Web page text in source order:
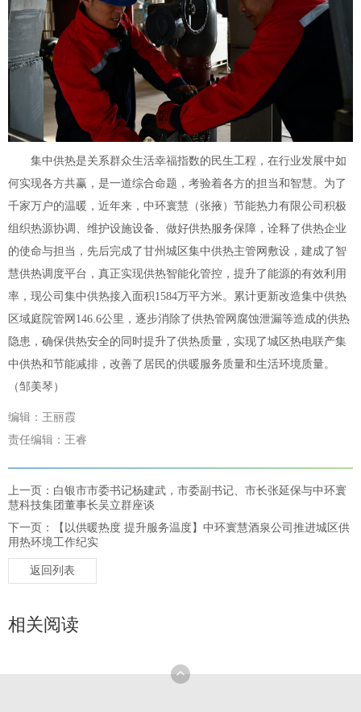
集中供热是关系群众生活幸福指数的民生工程，在行业发展中如
何实现各方共赢，是一道综合命题，考验着各方的担当和智慧。为了
千家万户的温暖，近年来，中环寰慧（张掖）节能热力有限公司积极
组织热源协调、维护设施设备、做好供热服务保障，诠释了供热企业
的使命与担当，先后完成了甘州城区集中供热主管网敷设，建成了智
慧供热调度平台，真正实现供热智能化管控，提升了能源的有效利用
率，现公司集中供热接入面积1584万平方米。累计更新改造集中供热
区域庭院管网146.6公里，逐步消除了供热管网腐蚀泄漏等造成的供热
隐患，确保供热安全的同时提升了供热质量，实现了城区热电联产集
中供热和节能减排，改善了居民的供暖服务质量和生活环境质量。
（邹美琴）
编辑：王丽霞
责任编辑：王睿
上一页：白银市市委书记杨建武，市委副书记、市长张延保与中环寰
慧科技集团董事长吴立群座谈
下一页：【以供暖热度 提升服务温度】中环寰慧酒泉公司推进城区供
用热环境工作纪实
返回列表
相关阅读